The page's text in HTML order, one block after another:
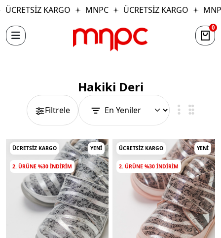
ÜCRETSİZ KARGO MNPC ÜCRETSİZ KARGO
0
Hakiki Deri
Filtrele
ÜCRETSIZ KARGO YENI
2. ÜRÜNE %30 INDIRIM
ÜCRETSIZ KARGO YENI
2. ÜRÜNE %30 INDIRIM